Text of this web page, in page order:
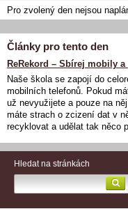
Pro zvolený den nejsou
Články pro tento den
ReRekord – Sbírej mobily a
Naše škola se zapojí do
mobilních telefonů. Pokud
už nevyužijete a pouze na
máte strach o zcizení dat v
recyklovat a udělat tak něco
Hledat na stránkách